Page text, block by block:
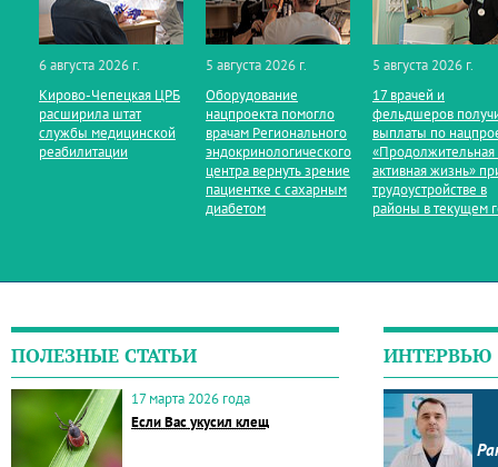
6 августа 2026 г.
Кирово‑Чепецкая ЦРБ
расширила штат
службы медицинской
реабилитации
5 августа 2026 г.
Оборудование
нацпроекта помогло
врачам Регионального
эндокринологического
центра вернуть зрение
пациентке с сахарным
диабетом
5 августа 2026 г.
17 врачей и
фельдшеров
выплаты по
«Продолжительная
активная жизнь»
трудоустройстве в
районы в текущем
ПОЛЕЗНЫЕ СТАТЬИ
17 марта 2026 года
Если Вас укусил клещ
ИНТЕРВЬЮ